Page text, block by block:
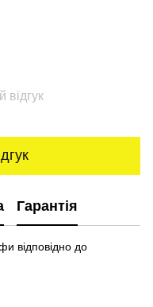
відгук
Гарантія
відповідно до